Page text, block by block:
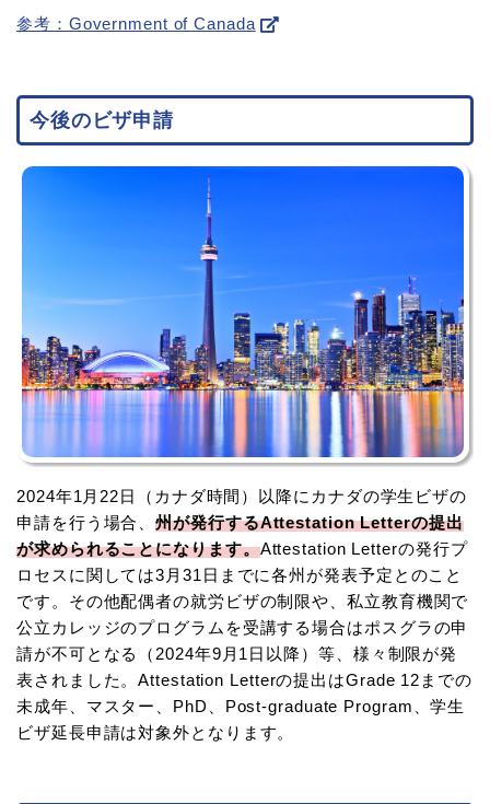
参考：Government of Canada
今後のビザ申請
2024年1月22日（カナダ時間）以降にカナダの学生ビザの
申請を行う場合、州が発行するAttestation Letterの提出
が求められることになります。Attestation Letterの発行プ
ロセスに関しては3月31日までに各州が発表予定とのこと
です。その他配偶者の就労ビザの制限や、私立教育機関で
公立カレッジのプログラムを受講する場合はポスグラの申
請が不可となる（2024年9月1日以降）等、様々制限が発
表されました。Attestation Letterの提出はGrade 12までの
未成年、マスター、PhD、Post-graduate Program、学生
ビザ延長申請は対象外となります。